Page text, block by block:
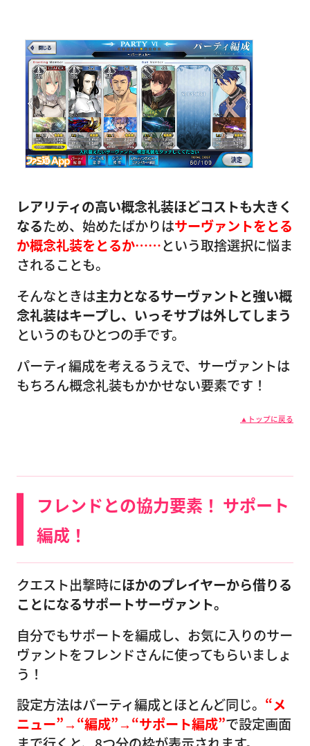
レアリティの高い概念礼装ほどコストも大きく
なるため、始めたばかりはサーヴァントをとる
か概念礼装をとるか……という取捨選択に悩ま
されることも。
そんなときは主力となるサーヴァントと強い概
念礼装はキープし、いっそサブは外してしまう
というのもひとつの手です。
パーティ編成を考えるうえで、サーヴァントは
もちろん概念礼装もかかせない要素です！
▲トップに戻る
フレンドとの協力要素！ サポート
編成！
クエスト出撃時にほかのプレイヤーから借りる
ことになるサポートサーヴァント。
自分でもサポートを編成し、お気に入りのサー
ヴァントをフレンドさんに使ってもらいましょ
う！
設定方法はパーティ編成とほとんど同じ。 “メ
ニュー”→“編成”→“サポート編成”で設定画面